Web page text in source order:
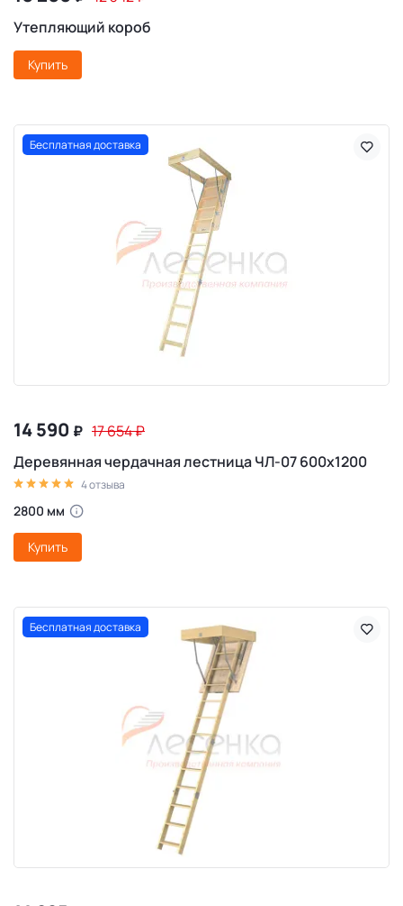
Утепляющий короб
Купить
Бесплатная доставка
14 590 ₽ 17 654₽
Деревянная чердачная лестница ЧЛ-07 600х1200
4 отзыва
2800 мм
Купить
Бесплатная доставка